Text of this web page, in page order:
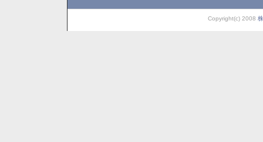
Copyright(c) 2008